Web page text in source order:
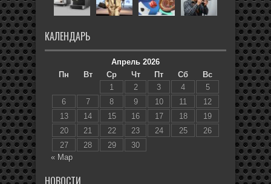
КАЛЕНДАРЬ
Апрель 2026
Пн
Вт Ср Чт Пт Сб
Вс
1
2 3 4
5
6
7 8 9 10 11
12
13
14 15 16 17 18
19
20
21 22 23 24 25
26
27
28 29
30
« Мар